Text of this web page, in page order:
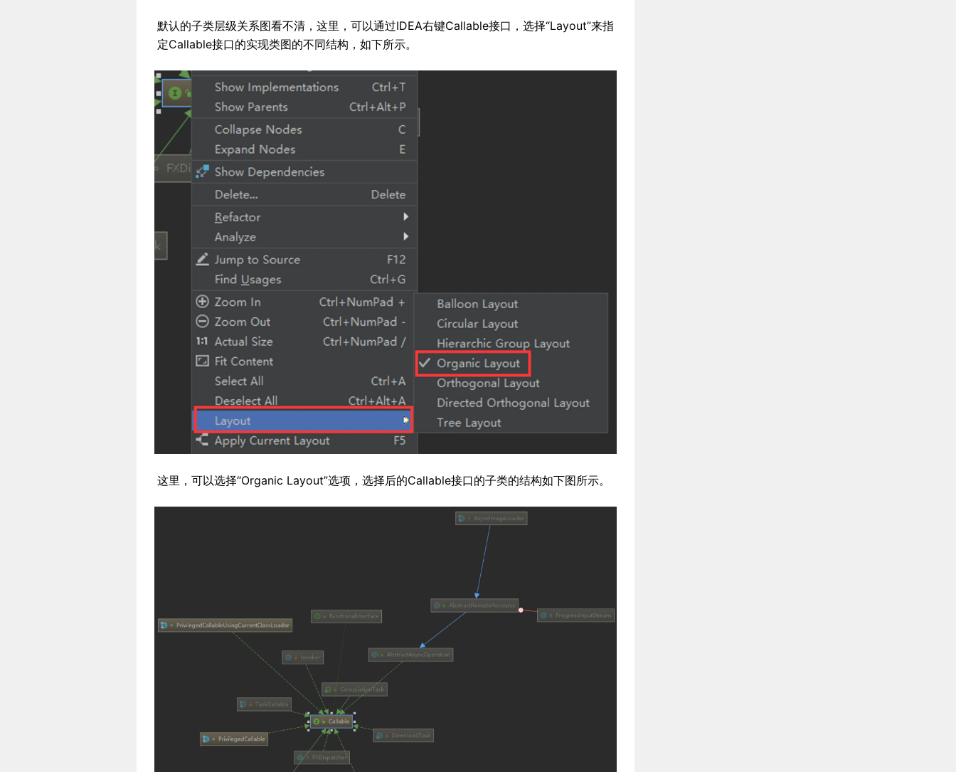
默认的子类层级关系图看不清，这里，可以通过IDEA右键Callable接口，选择“Layout”来指
定Callable接口的实现类图的不同结构，如下所示。
这里，可以选择“Organic Layout”选项，选择后的Callable接口的子类的结构如下图所示。